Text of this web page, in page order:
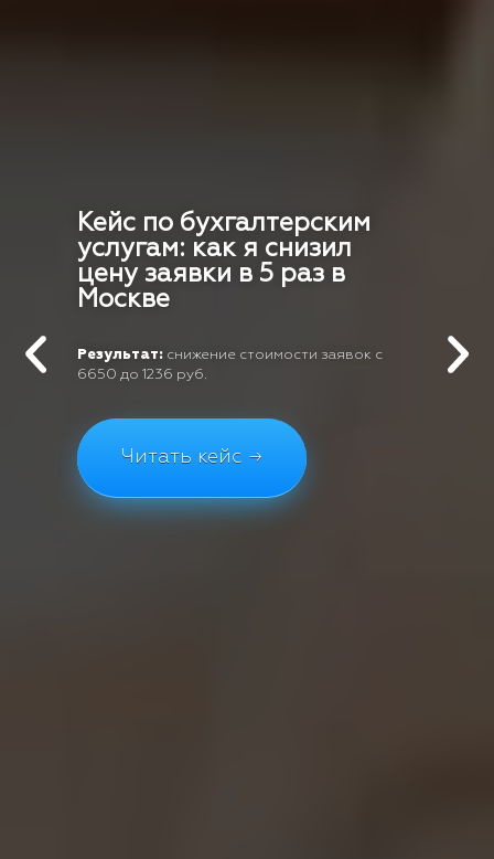
Кейс по бухгалтерским
услугам: как я снизил
цену заявки в 5 раз в
Москве
Результат: снижение стоимости заявок с
6650 до 1236 руб.
Читать кейс →